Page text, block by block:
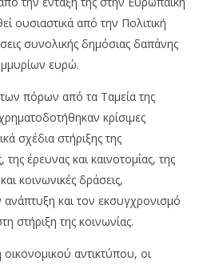
ουσιαστικά από την Πολιτική
συνολικής δημόσιας δαπάνης
ευρώ.
πόρων από τα Ταμεία της
κρίσιμες
σχέδια στήριξης της
της έρευνας και καινοτομίας, της
κοινωνικές δράσεις,
και τον εκσυγχρονισμό
στήριξη της κοινωνίας.
αντικτύπου, οι